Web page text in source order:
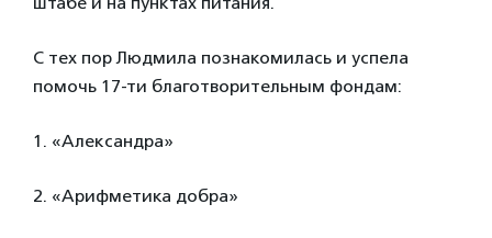
С тех пор Людмила познакомилась и успела
помочь 17-ти благотворительным фондам:
1. «Александра»
2. «Арифметика добра»